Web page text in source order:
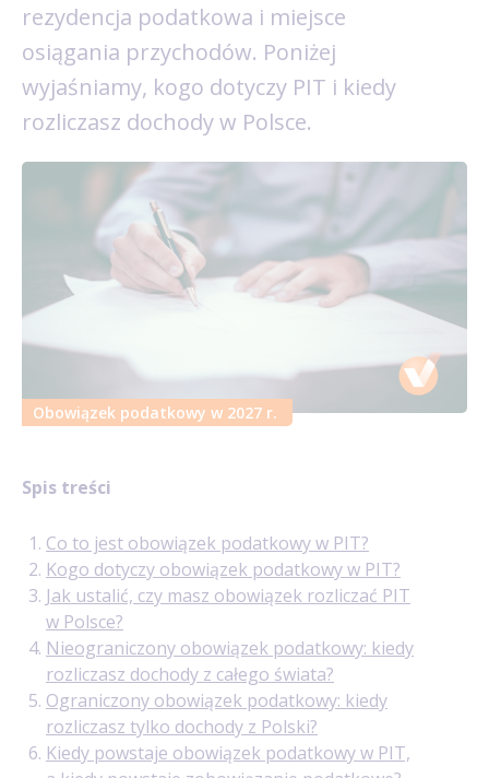
rezydencja podatkowa i miejsce
osiągania przychodów. Poniżej
wyjaśniamy, kogo dotyczy PIT i kiedy
rozliczasz dochody w Polsce.
Obowiązek podatkowy w 2027 r.
Spis treści
Co to jest obowiązek podatkowy w PIT?
Kogo dotyczy obowiązek podatkowy w PIT?
Jak ustalić, czy masz obowiązek rozliczać PIT
w Polsce?
Nieograniczony obowiązek podatkowy: kiedy
rozliczasz dochody z całego świata?
Ograniczony obowiązek podatkowy: kiedy
rozliczasz tylko dochody z Polski?
Kiedy powstaje obowiązek podatkowy w PIT,